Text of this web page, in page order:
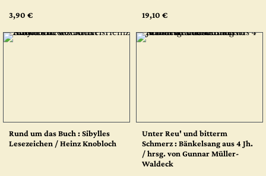
3,90 € 19,10 €
Rund um das Buch : Sibylles
Lesezeichen / Heinz Knobloch
Unter Reu' und bitterm
Schmerz : Bänkelsang aus 4 Jh.
/ hrsg. von Gunnar Müller-
Waldeck